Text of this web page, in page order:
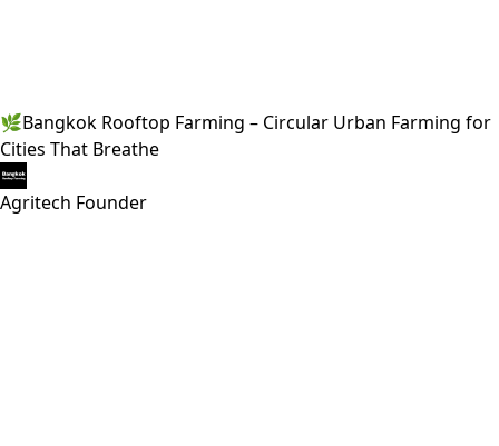
🌿Bangkok Rooftop Farming – Circular Urban Farming for
Cities That Breathe
Agritech Founder